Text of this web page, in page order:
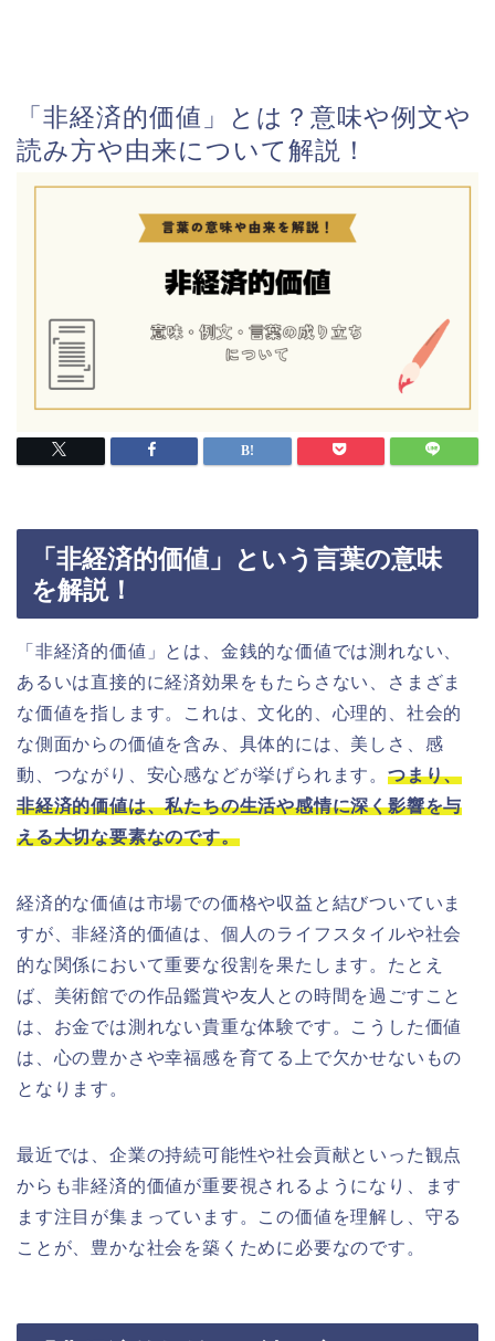
「非経済的価値」とは？意味や例文や
読み方や由来について解説！
「非経済的価値」という言葉の意味
を解説！
「非経済的価値」とは、金銭的な価値では測れない、
あるいは直接的に経済効果をもたらさない、さまざま
な価値を指します。これは、文化的、心理的、社会的
な側面からの価値を含み、具体的には、美しさ、感
動、つながり、安心感などが挙げられます。 つまり、
非経済的価値は、私たちの生活や感情に深く影響を与
える大切な要素なのです。
経済的な価値は市場での価格や収益と結びついていま
すが、非経済的価値は、個人のライフスタイルや社会
的な関係において重要な役割を果たします。たとえ
ば、美術館での作品鑑賞や友人との時間を過ごすこと
は、お金では測れない貴重な体験です。こうした価値
は、心の豊かさや幸福感を育てる上で欠かせないもの
となります。
最近では、企業の持続可能性や社会貢献といった観点
からも非経済的価値が重要視されるようになり、ます
ます注目が集まっています。この価値を理解し、守る
ことが、豊かな社会を築くために必要なのです。